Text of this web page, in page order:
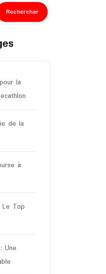
Rechercher
la
de la
à
Top
Une